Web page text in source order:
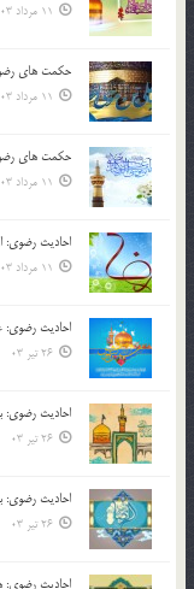
11 مرداد 03
حکمت های
11 مرداد 03
حکمت های
11 مرداد 03
احادیث رضوی:
11 مرداد 03
احادیث رضوی:
26 تیر 03
احادیث رضوی:
26 تیر 03
احادیث رضوی:
26 تیر 03
احادیث رضوی: